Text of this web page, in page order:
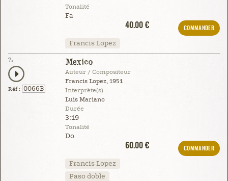
Tonalité
Fa
40.00 €
COMMANDER
Francis Lopez
7.
Réf : 0066B
Mexico
Auteur / Compositeur
Francis Lopez, 1951
Interprète(s)
Luis Mariano
Durée
3:19
Tonalité
Do
60.00 €
COMMANDER
Francis Lopez
Paso doble